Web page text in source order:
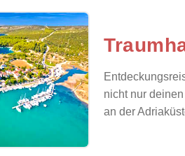
nicht nur
an der